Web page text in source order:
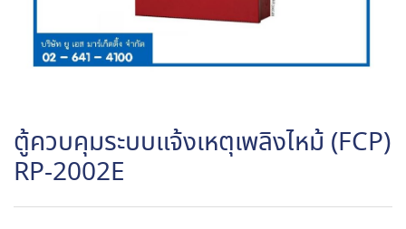
ตู้ควบคุมระบบแจ้งเหตุเพลิงไหม้ (FCP)
RP-2002E